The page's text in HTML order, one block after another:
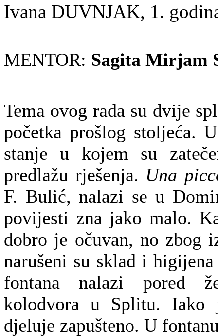
Ivana DUVNJAK, 1.
MENTOR: Sagita Mirjam
Tema ovog rada su dvije
početka prošlog stoljeća.
stanje u kojem su
predlažu rješenja. Una
F. Bulić, nalazi se u
povijesti zna jako malo.
dobro je očuvan, no zbog
narušeni su sklad i
fontana nalazi pored
kolodvora u Splitu. Iako
djeluje zapušteno. U